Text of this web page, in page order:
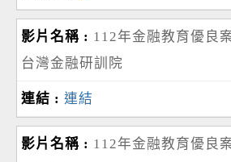
112年金融教育優良
台灣金融研訓院
連結
112年金融教育優良